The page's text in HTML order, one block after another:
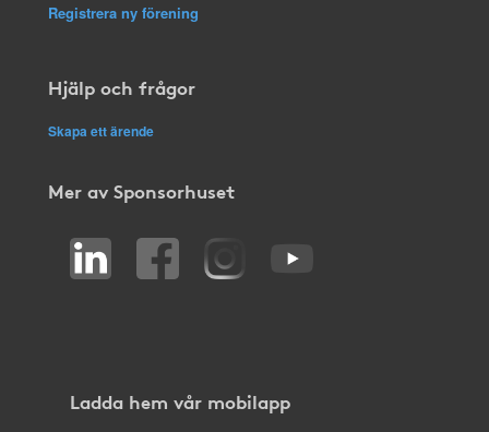
Registrera ny förening
Hjälp och frågor
Skapa ett ärende
Mer av Sponsorhuset
Ladda hem vår mobilapp